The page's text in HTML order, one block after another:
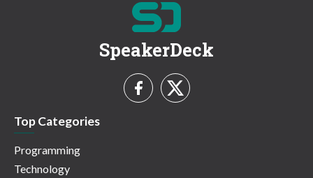
SpeakerDeck
Top Categories
Programming
Technology